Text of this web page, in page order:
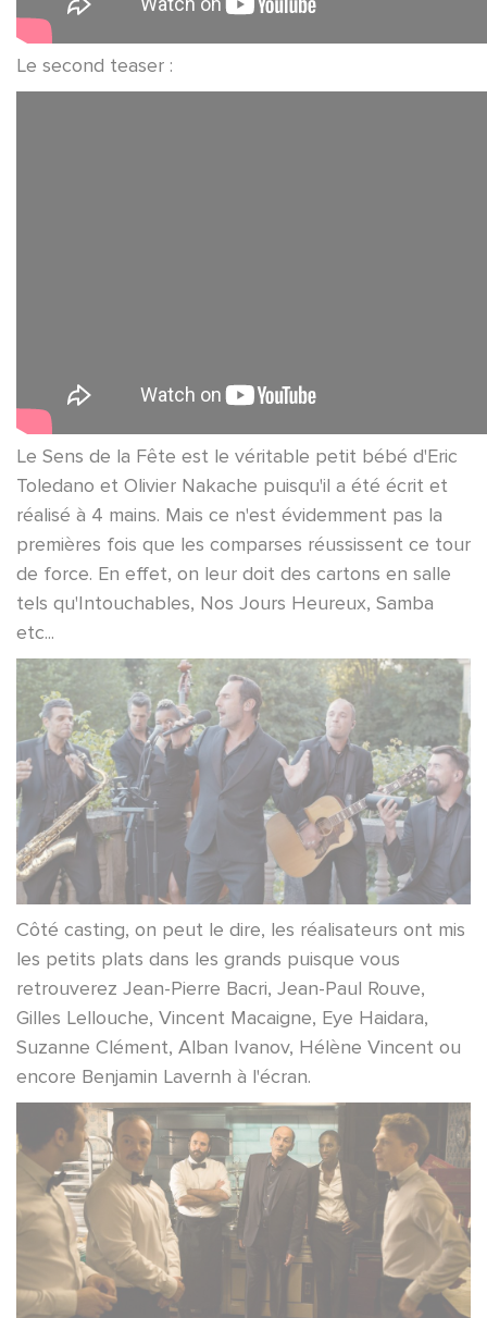
Le second teaser :
Le Sens de la Fête est le véritable petit bébé d'Eric
Toledano et Olivier Nakache puisqu'il a été écrit et
réalisé à 4 mains. Mais ce n'est évidemment pas la
premières fois que les comparses réussissent ce tour
de force. En effet, on leur doit des cartons en salle
tels qu'Intouchables, Nos Jours Heureux, Samba
etc...
Côté casting, on peut le dire, les réalisateurs ont mis
les petits plats dans les grands puisque vous
retrouverez Jean-Pierre Bacri, Jean-Paul Rouve,
Gilles Lellouche, Vincent Macaigne, Eye Haidara,
Suzanne Clément, Alban Ivanov, Hélène Vincent ou
encore Benjamin Lavernh à l'écran.